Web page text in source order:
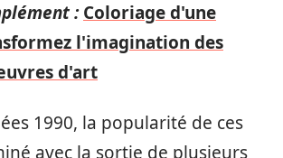
: Coloriage d'une
l'imagination des
d'art
1990, la popularité de ces
avec la sortie de plusieurs